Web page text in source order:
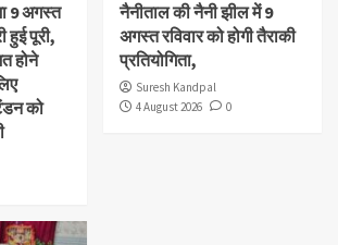
9 अगस्त
हुई पूरी,
होने
को
नैनीताल की नैनी झील में 9
अगस्त रविवार को होगी तैराकी
प्रतियोगिता,
Suresh Kandpal
4 August 2026
0